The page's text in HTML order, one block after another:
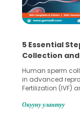
5 Essential
Collection
Human sperm
in advanced
Fertilization (IVF)
challenges and
Окууну улантуу